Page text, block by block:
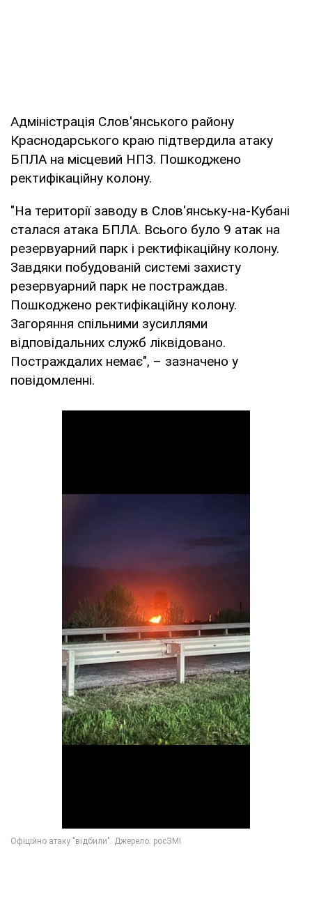
Адміністрація Слов'янського району
Краснодарського краю підтвердила атаку
БПЛА на місцевий НПЗ. Пошкоджено
ректифікаційну колону.
"На території заводу в Слов'янську-на-Кубані
сталася атака БПЛА. Всього було 9 атак на
резервуарний парк і ректифікаційну колону.
Завдяки побудованій системі захисту
резервуарний парк не постраждав.
Пошкоджено ректифікаційну колону.
Загоряння спільними зусиллями
відповідальних служб ліквідовано.
Постраждалих немає", – зазначено у
повідомленні.